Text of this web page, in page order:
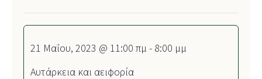
21 Μαΐου, 2023 @ 11:00 πμ - 8:00 μμ
Αυτάρκεια και αειφορία